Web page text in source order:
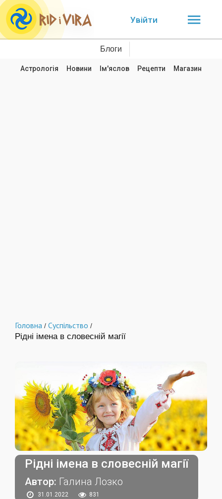
Увійти
Блоги
Астрологія Новини Ім'яслов Рецепти Магазин
Головна / Суспільство /
Рідні імена в словесній магії
Рідні імена в словесній магії
Автор: Галина Лозко
31.01.2022 831